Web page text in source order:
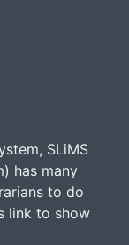
SLiMS
has many
to do
link to show